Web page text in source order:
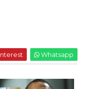
Whatsapp